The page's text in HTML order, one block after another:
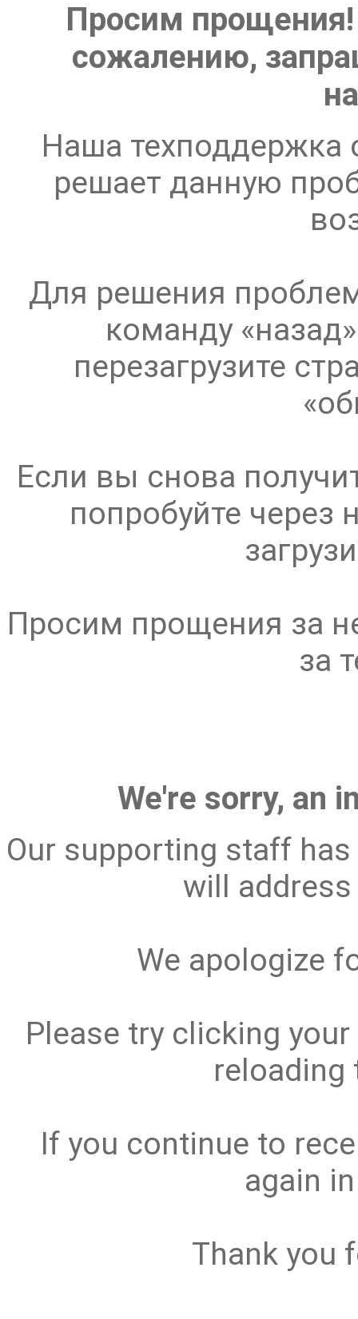
Просим
сожалению,
Наша техподдержка
решает данную
Для решения
команду
перезагрузите
Если вы снова
попробуйте через
Просим прощения за
за
We're sorry, an
Our supporting staff
will
We apologize
Please try clicking
reloading
If you continue to
again
Thank you